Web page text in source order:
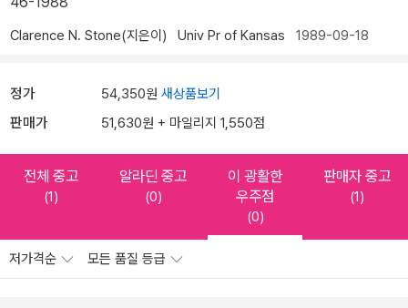
Clarence N. Stone(지은이) Univ Pr of Kansas 1989-09-18
정가 54,350원 새상품보기
판매가 51,630원 + 마일리지 1,550점
전체 중고
(1)
알라딘 중고
(0)
이 광활한
우주점
(0)
판매자 중고
(1)
저가격순 모든 품질 등급